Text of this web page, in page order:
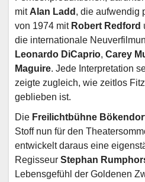
mit Alan Ladd , die aufwendig
von 1974 mit Robert Redford
die internationale
Leonardo DiCaprio, Carey
Maguire. Jede Interpretation
zeigte zugleich, wie zeitlos
geblieben ist.
Die Freilichtbühne
Stoff nun für den
entwickelt daraus eine
Regisseur Stephan
Lebensgefühl der Goldenen